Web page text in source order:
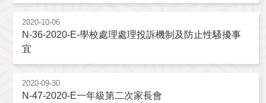
2020-10-06
N-36-2020-E-學校處理處理投訴機制及防止性騷擾事
宜
2020-09-30
N-47-2020-E一年級第二次家長會